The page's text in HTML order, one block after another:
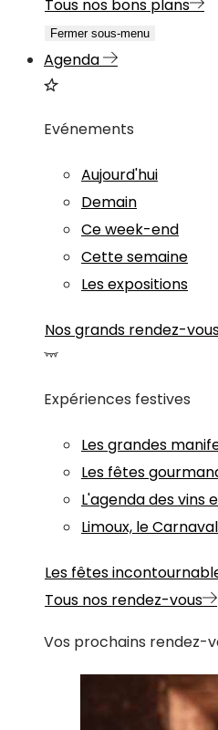
Tous nos bons plans
Fermer sous-menu
Agenda
Evénements
Aujourd'hui
Demain
Ce week-end
Cette semaine
Les expositions
Nos grands rendez-
Expériences festives
Les grandes
Les fêtes
L'agenda des vins
Limoux, le
Les fêtes
Tous nos rendez-vous
Vos prochains rendez-